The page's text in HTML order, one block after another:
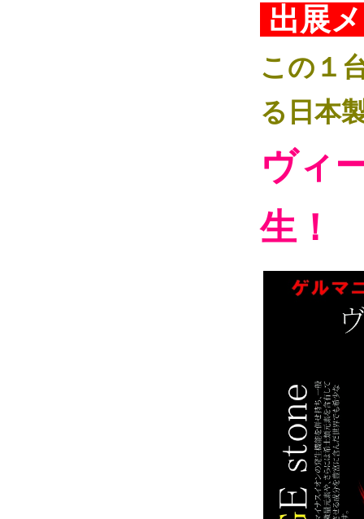
出展
この１
る日本
ヴィ
生！